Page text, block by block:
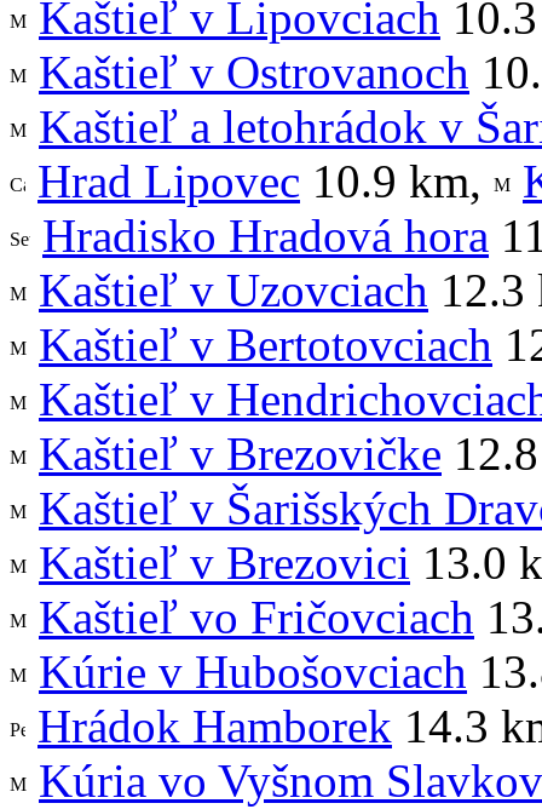
Kaštieľ v Lipovciach
Kaštieľ v Ostrovanoch
Kaštieľ a letohrádok v
Hrad Lipovec 10.9 km,
Hradisko Hradová hora
Kaštieľ v Uzovciach 12.3
Kaštieľ v Bertotovciach
Kaštieľ v
Kaštieľ v Brezovičke
Kaštieľ v Šarišských
Kaštieľ v Brezovici 13.0
Kaštieľ vo Fričovciach
Kúrie v Hubošovciach
Hrádok Hamborek 14.3
Kúria vo Vyšnom